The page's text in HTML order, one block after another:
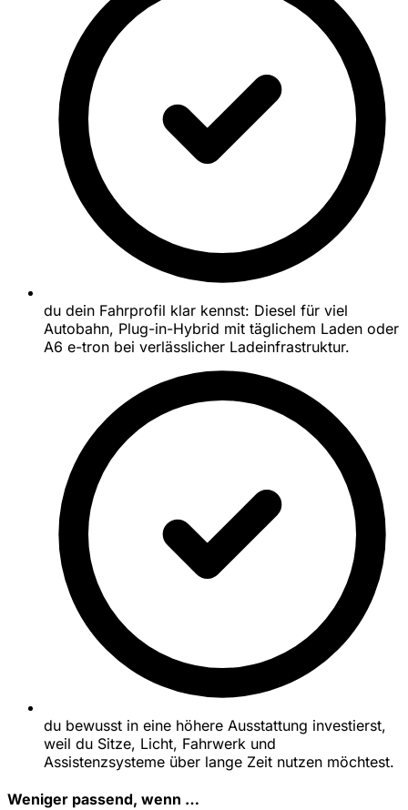
du dein Fahrprofil klar kennst: Diesel für viel
Autobahn, Plug-in-Hybrid mit täglichem Laden oder
A6 e-tron bei verlässlicher Ladeinfrastruktur.
du bewusst in eine höhere Ausstattung investierst,
weil du Sitze, Licht, Fahrwerk und
Assistenzsysteme über lange Zeit nutzen möchtest.
Weniger passend, wenn …